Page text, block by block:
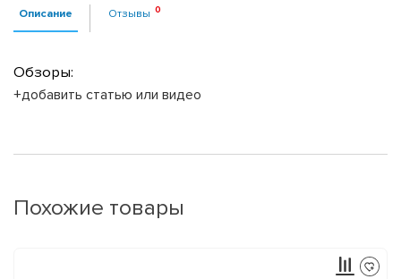
Описание Отзывы
Обзоры:
+добавить статью или видео
Похожие товары